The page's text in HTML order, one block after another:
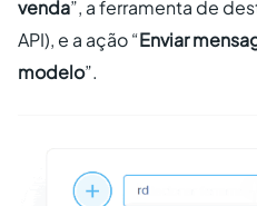
venda”, a ferramenta de
API), e a ação “Enviar
modelo”.